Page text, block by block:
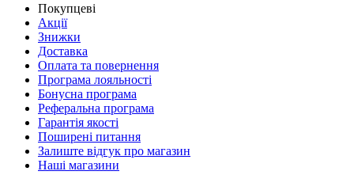
Покупцеві
Акції
Знижки
Доставка
Оплата та повернення
Програма лояльності
Бонусна програма
Реферальна програма
Гарантія якості
Поширені питання
Залиште відгук про магазин
Наші магазини